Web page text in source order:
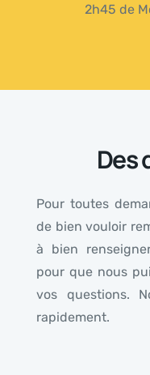
2h45 de
Des
Pour toutes
de bien vouloir
à bien
pour que nous
vos questions.
rapidement.